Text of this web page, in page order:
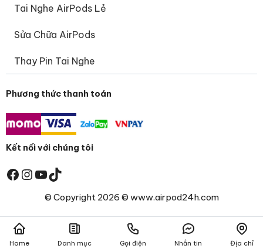
Tai Nghe AirPods Lẻ
Sửa Chữa AirPods
Thay Pin Tai Nghe
Phương thức thanh toán
Kết nối với chúng tôi
Facebook
Instagram
Youtube
TikTok
© Copyright 2026 © www.airpod24h.com
Home Danh mục Gọi điện Nhắn tin Địa chỉ